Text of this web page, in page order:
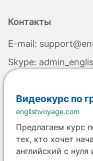
Видеокурс по
englishvoyage.com
Предлагаем курс
тех, кто хочет
английский с нуля
Контакты
E-mail:
Skype:
Валюта:
© 2013-2026